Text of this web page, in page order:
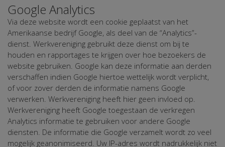
Google Analytics
Via deze website wordt een cookie geplaatst van het
Amerikaanse bedrijf Google, als deel van de “Analytics”-
dienst. Werkvereniging gebruikt deze dienst om bij te
houden en rapportages te krijgen over hoe bezoekers de
website gebruiken. Google kan deze informatie aan derden
verschaffen indien Google hiertoe wettelijk wordt verplicht,
of voor zover derden de informatie namens Google
verwerken. Werkvereniging heeft hier geen invloed op.
Werkvereniging heeft Google toegestaan de verkregen
Analytics informatie te gebruiken voor andere Google
diensten. De informatie die Google verzamelt wordt zo veel
mogelijk geanonimiseerd. Uw IP-adres wordt nadrukkelijk niet